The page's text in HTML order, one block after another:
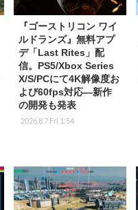
『ゴーストリコン ワイ
ルドランズ』無料アプ
デ「Last Rites」配
信。PS5/Xbox Series
X/S/PCにて4K解像度お
よび60fps対応―新作
の開発も発表
2026.8.7 Fri 1:54